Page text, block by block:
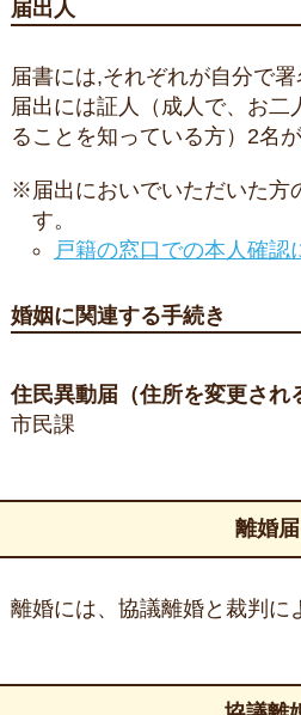
届出人
届書には,それぞれが自分で署
届出には証人（成人で、お二
ることを知っている方）2名が
※届出においでいただいた方
す。
戸籍の窓口での本人確認
婚姻に関連する手続き
住民異動届（住所を変更され
市民課
離婚届
離婚には、協議離婚と裁判に